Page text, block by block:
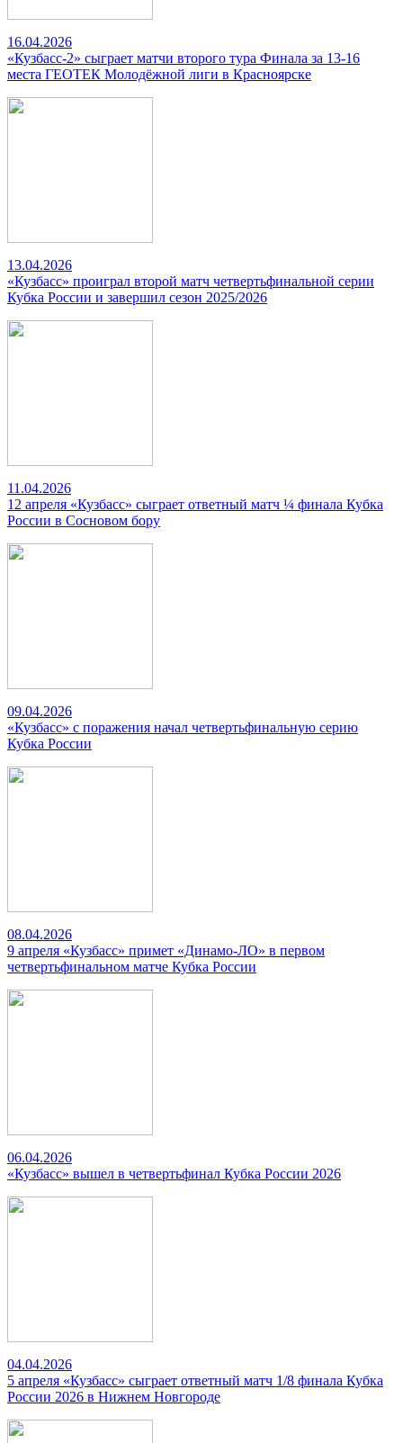
16.04.2026
«Кузбасс-2» сыграет матчи второго тура Финала за 13-16
места ГЕОТЕК Молодёжной лиги в Красноярске
13.04.2026
«Кузбасс» проиграл второй матч четвертьфинальной серии
Кубка России и завершил сезон 2025/2026
11.04.2026
12 апреля «Кузбасс» сыграет ответный матч ¼ финала Кубка
России в Сосновом бору
09.04.2026
«Кузбасс» с поражения начал четвертьфинальную серию
Кубка России
08.04.2026
9 апреля «Кузбасс» примет «Динамо-ЛО» в первом
четвертьфинальном матче Кубка России
06.04.2026
«Кузбасс» вышел в четвертьфинал Кубка России 2026
04.04.2026
5 апреля «Кузбасс» сыграет ответный матч 1/8 финала Кубка
России 2026 в Нижнем Новгороде